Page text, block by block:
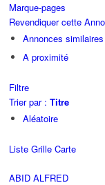
Marque-pages
Revendiquer cette
Annonces similaires
A proximité
Filtre
Trier par : Titre
Aléatoire
Liste Grille Carte
ABID ALFRED